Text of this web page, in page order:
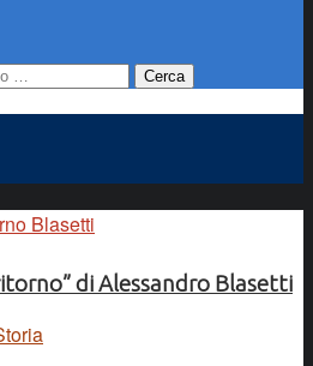
di Alessandro Blasetti